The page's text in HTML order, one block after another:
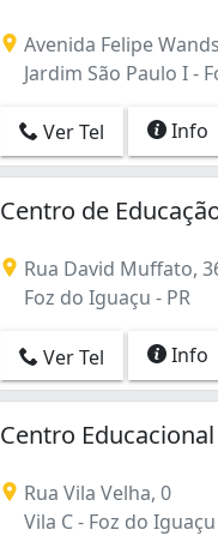
Avenida Felipe
Jardim São Paulo I -
Ver Tel Info
Centro de
Rua David Muffato,
Foz do Iguaçu - PR
Ver Tel Info
Centro
Rua Vila Velha, 0
Vila C - Foz do Iguaçu